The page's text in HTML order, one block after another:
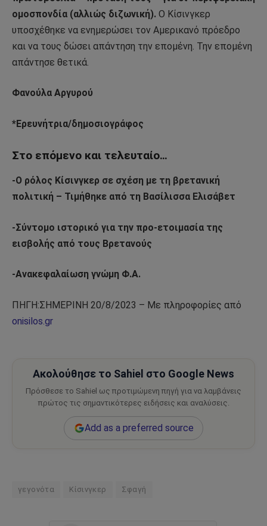
ομοσπονδία (αλλιώς διζωνική). Ο Κίσινγκερ
υποσχέθηκε να ενημερώσει τον Αμερικανό πρόεδρο
και να τους δώσει απάντηση την επομένη. Την επομένη
απάντησε θετικά.
Φανούλα Αργυρού
*Ερευνήτρια/δημοσιογράφος
Στο επόμενο και τελευταίο…
-Ο ρόλος Κίσινγκερ σε σχέση με τη βρετανική
πολιτική – Τιμήθηκε από τη Βασίλισσα Ελισάβετ
-Σύντομο ιστορικό για την προ-ετοιμασία της
εισβολής από τους Βρετανούς
-Ανακεφαλαίωση γνώμη Φ.Α.
ΠΗΓΗ:ΣΗΜΕΡΙΝΗ 20/8/2023 – Με πληροφορίες από
onisilos.gr
Ακολούθησε το Sahiel στο Google News
Πρόσθεσε το Sahiel ως προτιμώμενη πηγή για να λαμβάνεις
πρώτος τις σημαντικότερες ειδήσεις και αναλύσεις.
Add as a preferred source
γεγονότα Κίσινγκερ Σφαγή